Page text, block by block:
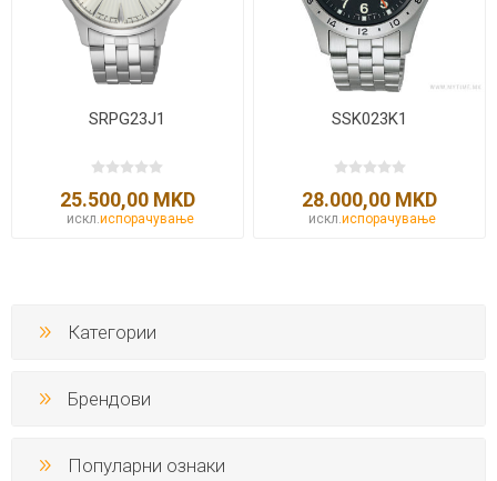
SRPG23J1
25.500,00 MKD
искл.испорачување
SSK023K1
28.000,00 MKD
искл.испорачување
Категории
Брендови
Популарни ознаки